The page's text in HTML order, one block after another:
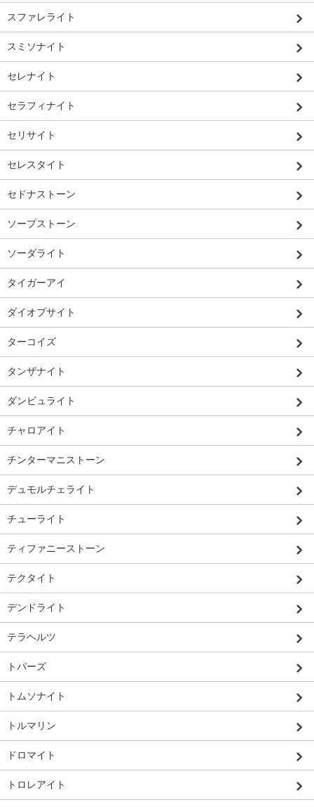
スファレライト
スミソナイト
セレナイト
セラフィナイト
セリサイト
セレスタイト
セドナストーン
ソープストーン
ソーダライト
タイガーアイ
ダイオプサイト
ターコイズ
タンザナイト
ダンビュライト
チャロアイト
チンターマニストーン
デュモルチェライト
チューライト
ティファニーストーン
テクタイト
デンドライト
テラヘルツ
トパーズ
トムソナイト
トルマリン
ドロマイト
トロレアイト